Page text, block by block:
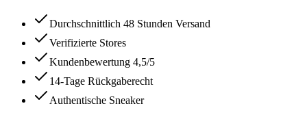
Durchschnittlich 48 Stunden Versand
Verifizierte Stores
Kundenbewertung 4,5/5
14-Tage Rückgaberecht
Authentische Sneaker